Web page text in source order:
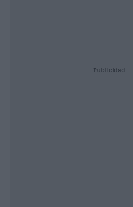
Publicidad